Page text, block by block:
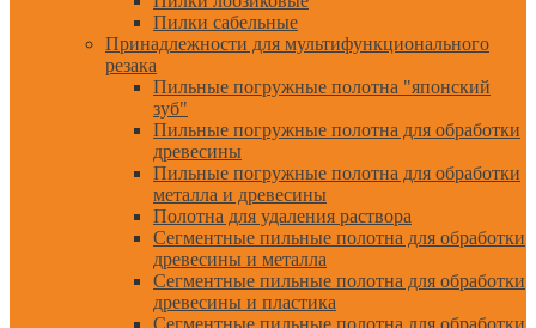
Пилки сабельные
Принадлежности для мультифункционального
резака
Пильные погружные полотна "японский
зуб"
Пильные погружные полотна для обработки
древесины
Пильные погружные полотна для обработки
металла и древесины
Полотна для удаления раствора
Сегментные пильные полотна для обработки
древесины и металла
Сегментные пильные полотна для обработки
древесины и пластика
Сегментные пильные полотна для обработки